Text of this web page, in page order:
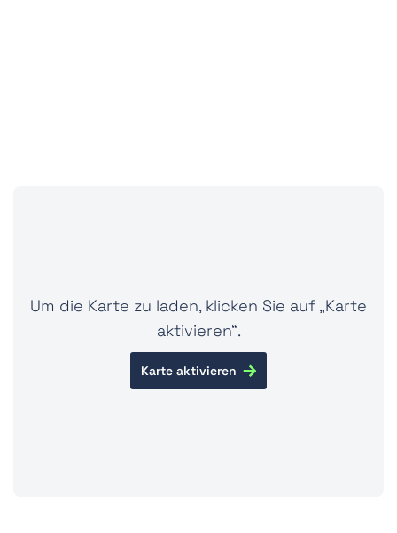
Um die Karte zu laden, klicken Sie auf „Karte
aktivieren“.
Karte aktivieren